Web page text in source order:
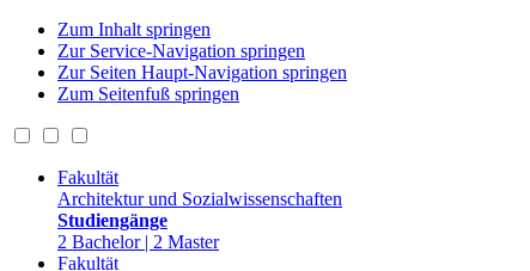
Zum Inhalt springen
Zur Service-Navigation springen
Zur Seiten Haupt-Navigation springen
Zum Seitenfuß springen
Fakultät
Architektur und Sozialwissenschaften
Studiengänge
2 Bachelor | 2 Master
Fakultät